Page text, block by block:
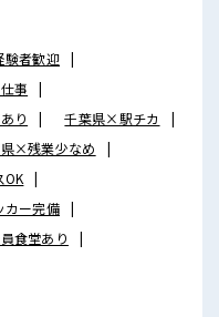
者歓迎
事
り
千葉県×駅チカ
×残業少なめ
ー完備
食堂あり